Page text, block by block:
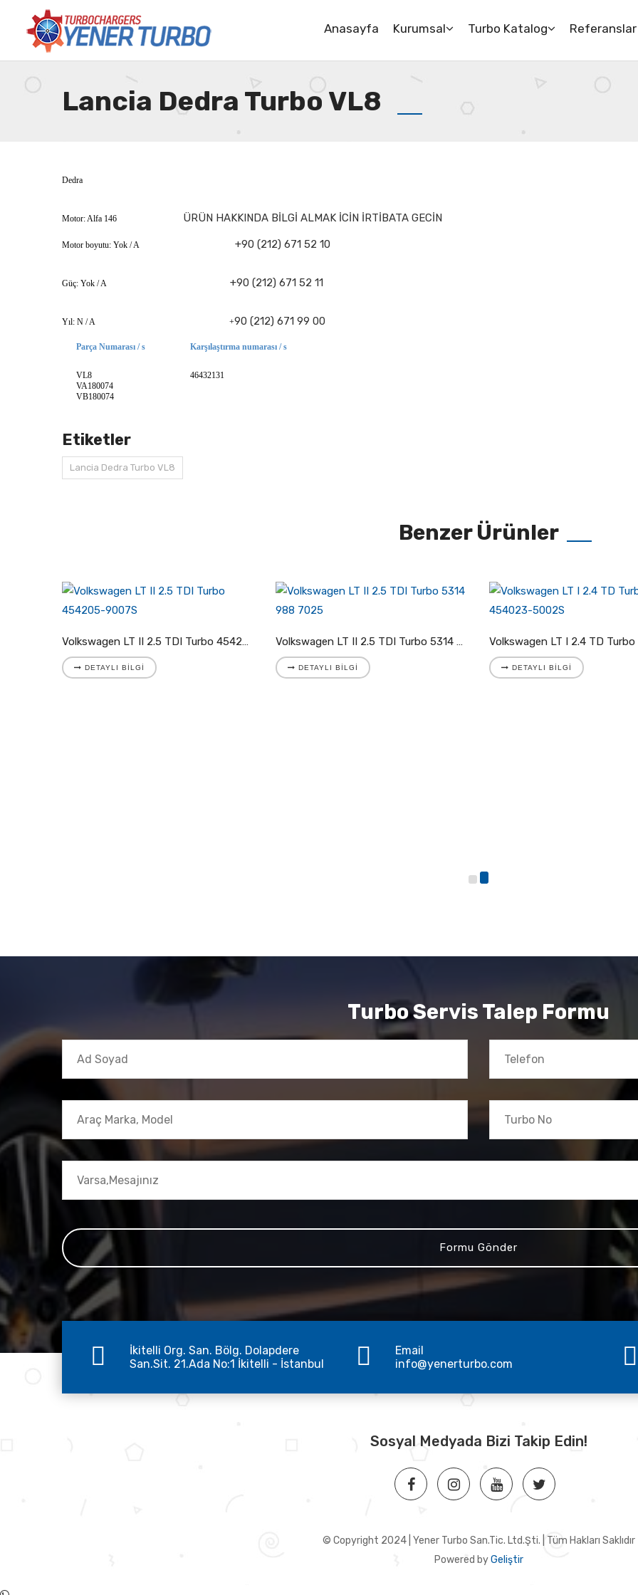
Anasayfa Kurumsal Turbo Katalog Referanslar
Lancia Dedra Turbo VL8
Dedra
Motor: Alfa 146 ÜRÜN HAKKINDA BİLGİ ALMAK İCİN İRTİBATA GECİN
Motor boyutu: Yok / A +90 (212) 671 52 10
Güç: Yok / A +90 (212) 671 52 11
Yıl: N / A +90 (212) 671 99 00
Parça Numarası / s
VL8
VA180074
VB180074
Karşılaştırma numarası / s
46432131
Etiketler
Lancia Dedra Turbo VL8
Benzer Ürünler
Volkswagen LT II 2.5 TDI Turbo 454205-9007S
DETAYLI BILGI
Volkswagen LT II 2.5 TDI Turbo 5314 988 7025
DETAYLI BILGI DETAYLI BILGI
Turbo Servis Talep Formu
İkitelli Org. San. Bölg. Dolapdere
San.Sit. 21.Ada No:1 İkitelli - İstanbul
Email
info@yenerturbo.com
Sosyal Medyada Bizi Takip Edin!
© Copyright 2024 | Yener Turbo San.Tic. Ltd.Şti. | Tüm Hakları Saklıdır
Powered byGeliştir